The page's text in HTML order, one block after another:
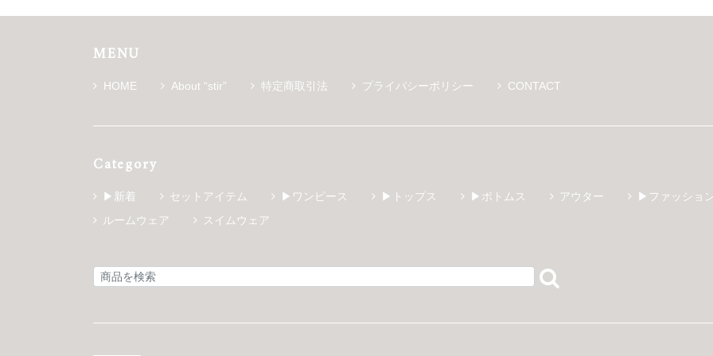
MENU
HOME About “stir” 特定商取引法 プライバシーポリシー CONTACT
Category
▶新着 セットアイテム ▶ワンピース ▶トップス ▶ボトムス アウター
▶ファッショ
ルームウェア
スイムウェア